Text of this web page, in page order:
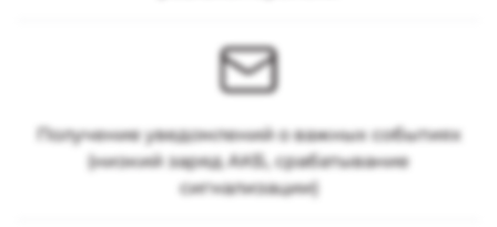
Получение уведомлений о важных событиях
(низкий заряд АКБ, срабатывание
сигнализации)